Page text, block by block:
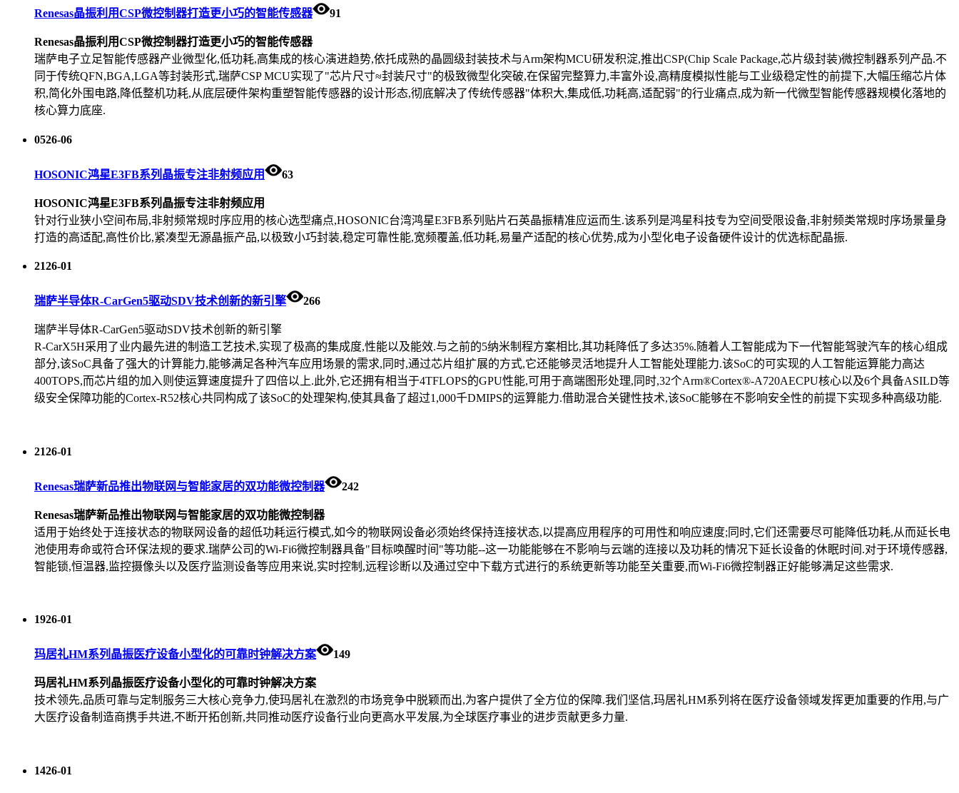
Renesas晶振利用CSP微控制器打造更小巧的智能传感器 91
Renesas晶振利用CSP微控制器打造更小巧的智能传感器
瑞萨电子立足智能传感器产业微型化,低功耗,高集成的核心演进趋势,依托成熟的晶圆级封装技术与Arm架构MCU研发积淀,推出CSP(Chip Scale Package,芯片级封装)微控制器系列产品.不
同于传统QFN,BGA,LGA等封装形式,瑞萨CSP MCU实现了"芯片尺寸≈封装尺寸"的极致微型化突破,在保留完整算力,丰富外设,高精度模拟性能与工业级稳定性的前提下,大幅压缩芯片体
积,简化外围电路,降低整机功耗,从底层硬件架构重塑智能传感器的设计形态,彻底解决了传统传感器"体积大,集成低,功耗高,适配弱"的行业痛点,成为新一代微型智能传感器规模化落地的
核心算力底座.
0526-06
HOSONIC鸿星E3FB系列晶振专注非射频应用 63
HOSONIC鸿星E3FB系列晶振专注非射频应用
针对行业狭小空间布局,非射频常规时序应用的核心选型痛点,HOSONIC台湾鸿星E3FB系列贴片石英晶振精准应运而生.该系列是鸿星科技专为空间受限设备,非射频类常规时序场景量身
打造的高适配,高性价比,紧凑型无源晶振产品,以极致小巧封装,稳定可靠性能,宽频覆盖,低功耗,易量产适配的核心优势,成为小型化电子设备硬件设计的优选标配晶振.
2126-01
瑞萨半导体R-CarGen5驱动SDV技术创新的新引擎 266
瑞萨半导体R-CarGen5驱动SDV技术创新的新引擎
R-CarX5H采用了业内最先进的制造工艺技术,实现了极高的集成度,性能以及能效.与之前的5纳米制程方案相比,其功耗降低了多达35%.随着人工智能成为下一代智能驾驶汽车的核心组成
部分,该SoC具备了强大的计算能力,能够满足各种汽车应用场景的需求,同时,通过芯片组扩展的方式,它还能够灵活地提升人工智能处理能力.该SoC的可实现的人工智能运算能力高达
400TOPS,而芯片组的加入则使运算速度提升了四倍以上.此外,它还拥有相当于4TFLOPS的GPU性能,可用于高端图形处理,同时,32个Arm®Cortex®-A720AECPU核心以及6个具备ASILD等
级安全保障功能的Cortex-R52核心共同构成了该SoC的处理架构,使其具备了超过1,000千DMIPS的运算能力.借助混合关键性技术,该SoC能够在不影响安全性的前提下实现多种高级功能.
2126-01
Renesas瑞萨新品推出物联网与智能家居的双功能微控制器 242
Renesas瑞萨新品推出物联网与智能家居的双功能微控制器
适用于始终处于连接状态的物联网设备的超低功耗运行模式,如今的物联网设备必须始终保持连接状态,以提高应用程序的可用性和响应速度;同时,它们还需要尽可能降低功耗,从而延长电
池使用寿命或符合环保法规的要求.瑞萨公司的Wi-Fi6微控制器具备"目标唤醒时间"等功能--这一功能能够在不影响与云端的连接以及功耗的情况下延长设备的休眠时间.对于环境传感器,
智能锁,恒温器,监控摄像头以及医疗监测设备等应用来说,实时控制,远程诊断以及通过空中下载方式进行的系统更新等功能至关重要,而Wi-Fi6微控制器正好能够满足这些需求.
1926-01
玛居礼HM系列晶振医疗设备小型化的可靠时钟解决方案 149
玛居礼HM系列晶振医疗设备小型化的可靠时钟解决方案
技术领先,品质可靠与定制服务三大核心竞争力,使玛居礼在激烈的市场竞争中脱颖而出,为客户提供了全方位的保障.我们坚信,玛居礼HM系列将在医疗设备领域发挥更加重要的作用,与广
大医疗设备制造商携手共进,不断开拓创新,共同推动医疗设备行业向更高水平发展,为全球医疗事业的进步贡献更多力量.
1426-01